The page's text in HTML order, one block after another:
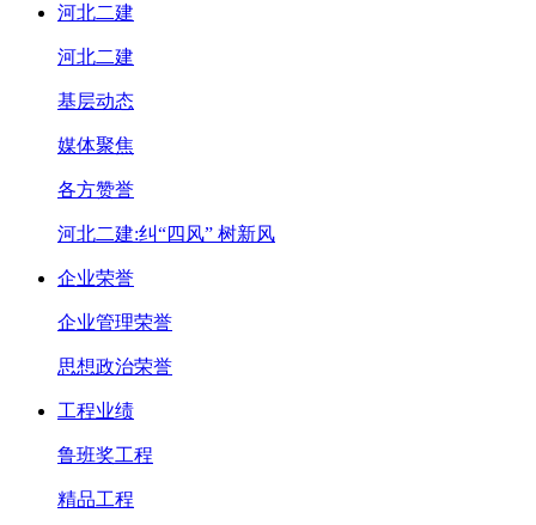
河北二建
河北二建
基层动态
媒体聚焦
各方赞誉
河北二建:纠“四风” 树新风
企业荣誉
企业管理荣誉
思想政治荣誉
工程业绩
鲁班奖工程
精品工程